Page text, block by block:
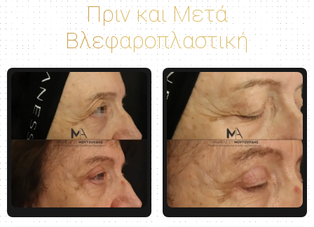
Πριν και Μετά
Βλεφαροπλαστική